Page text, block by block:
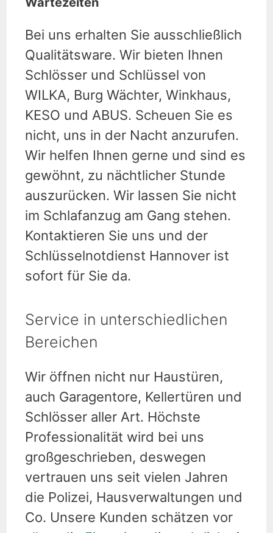
Bei uns erhalten Sie ausschließlich
Qualitätsware. Wir bieten Ihnen
Schlösser und Schlüssel von
WILKA, Burg Wächter, Winkhaus,
KESO und ABUS. Scheuen Sie es
nicht, uns in der Nacht anzurufen.
Wir helfen Ihnen gerne und sind es
gewöhnt, zu nächtlicher Stunde
auszurücken. Wir lassen Sie nicht
im Schlafanzug am Gang stehen.
Kontaktieren Sie uns und der
Schlüsselnotdienst Hannover ist
sofort für Sie da.
Service in unterschiedlichen
Bereichen
Wir öffnen nicht nur Haustüren,
auch Garagentore, Kellertüren und
Schlösser aller Art. Höchste
Professionalität wird bei uns
großgeschrieben, deswegen
vertrauen uns seit vielen Jahren
die Polizei, Hausverwaltungen und
Co. Unsere Kunden schätzen vor